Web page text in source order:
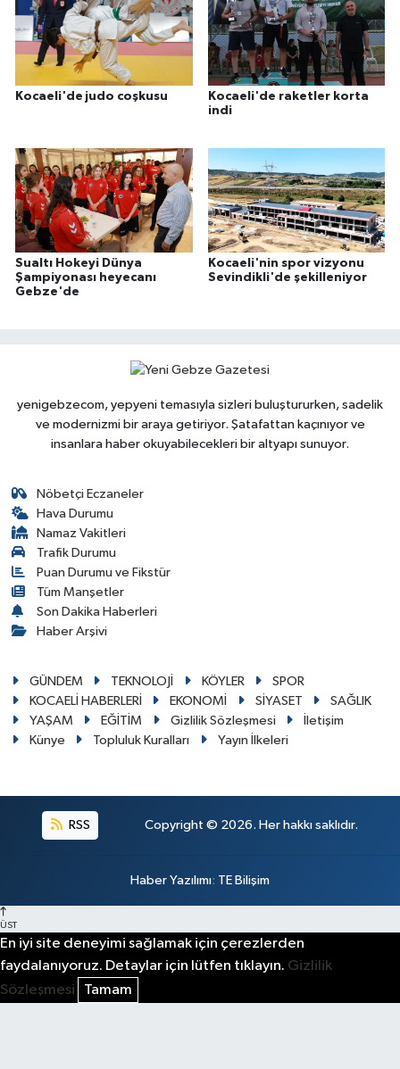
Kocaeli'de judo coşkusu
Kocaeli'de raketler korta
indi
Sualtı Hokeyi Dünya
Şampiyonası heyecanı
Gebze'de
Kocaeli'nin spor vizyonu
Sevindikli'de şekilleniyor
yenigebzecom, yepyeni temasıyla sizleri buluştururken, sadelik
ve modernizmi bir araya getiriyor. Şatafattan kaçınıyor ve
insanlara haber okuyabilecekleri bir altyapı sunuyor.
Nöbetçi Eczaneler
Hava Durumu
Namaz Vakitleri
Trafik Durumu
Puan Durumu ve Fikstür
Tüm Manşetler
Son Dakika Haberleri
Haber Arşivi
GÜNDEM TEKNOLOJİ KÖYLER
SPOR
KOCAELİ HABERLERİ
EKONOMİ SİYASET
SAĞLIK
YAŞAM
EĞİTİM Gizlilik Sözleşmesi
İletişim
Künye
Topluluk Kuralları Yayın İlkeleri
RSS Copyright © 2026. Her hakkı saklıdır.
Haber Yazılımı: TE Bilişim
ÜST
En iyi site deneyimi sağlamak için çerezlerden
faydalanıyoruz. Detaylar için lütfen tıklayın. Gizlilik
Sözleşmesi
Tamam